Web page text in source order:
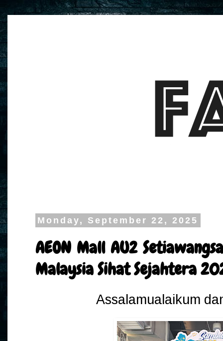
Monday, September 22, 2025
AEON Mall AU2
Malaysia Sihat Sejahtera
Assalamualaikum